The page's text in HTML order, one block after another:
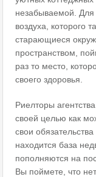
незабываемой. Для
воздуха, которого
старающиеся
пространством,
раз то место,
своего здоровья.
Риелторы
своей целью как
свои
находится база
пополняются на
Вы поймете, что